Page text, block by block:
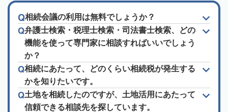
相続会議の利用は無料でしょうか？
弁護士検索・税理士検索・司法書士検索、どの
機能を使って専門家に相談すればいいでしょう
か？
相続にあたって、どのくらい相続税が発生する
かを知りたいです。
土地を相続したのですが、土地活用にあたって
信頼できる相談先を探しています。